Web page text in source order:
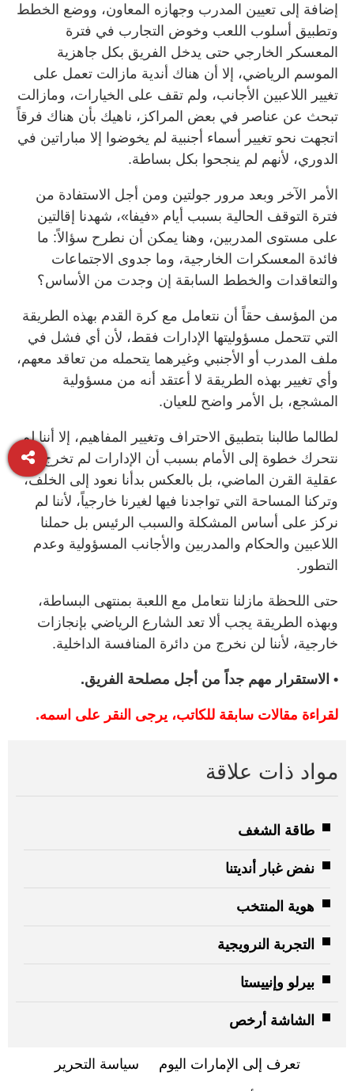
إضافة إلى تعيين المدرب وجهازه المعاون، ووضع الخطط
وتطبيق أسلوب اللعب وخوض التجارب في فترة
المعسكر الخارجي حتى يدخل الفريق بكل جاهزية
الموسم الرياضي، إلا أن هناك أندية مازالت تعمل على
تغيير اللاعبين الأجانب، ولم تقف على الخيارات، ومازالت
تبحث عن عناصر في بعض المراكز، ناهيك بأن هناك فرقاً
اتجهت نحو تغيير أسماء أجنبية لم يخوضوا إلا مباراتين في
الدوري، لأنهم لم ينجحوا بكل بساطة.
الأمر الآخر وبعد مرور جولتين ومن أجل الاستفادة من
فترة التوقف الحالية بسبب أيام «فيفا»، شهدنا إقالتين
على مستوى المدربين، وهنا يمكن أن نطرح سؤالاً: ما
فائدة المعسكرات الخارجية، وما جدوى الاجتماعات
والتعاقدات والخطط السابقة إن وجدت من الأساس؟
من المؤسف حقاً أن نتعامل مع كرة القدم بهذه الطريقة
التي تتحمل مسؤوليتها الإدارات فقط، لأن أي فشل في
ملف المدرب أو الأجنبي وغيرهما يتحمله من تعاقد معهم،
وأي تغيير بهذه الطريقة لا أعتقد أنه من مسؤولية
المشجع، بل الأمر واضح للعيان.
لطالما طالبنا بتطبيق الاحتراف وتغيير المفاهيم، إلا أننا لم
نتحرك خطوة إلى الأمام بسبب أن الإدارات لم تخرج من
عقلية القرن الماضي، بل بالعكس بدأنا نعود إلى الخلف،
وتركنا المساحة التي تواجدنا فيها لغيرنا خارجياً، لأننا لم
نركز على أساس المشكلة والسبب الرئيس بل حملنا
اللاعبين والحكام والمدربين والأجانب المسؤولية وعدم
التطور.
حتى اللحظة مازلنا نتعامل مع اللعبة بمنتهى البساطة،
وبهذه الطريقة يجب ألا تعد الشارع الرياضي بإنجازات
خارجية، لأننا لن نخرج من دائرة المنافسة الداخلية.
• الاستقرار مهم جداً من أجل مصلحة الفريق.
لقراءة مقالات سابقة للكاتب، يرجى النقر على اسمه.
مواد ذات علاقة
طاقة الشغف
نفض غبار أنديتنا
هوية المنتخب
التجربة النرويجية
بيرلو وإنييستا
الشاشة أرخص
تعرف إلى الإمارات اليوم سياسة التحرير